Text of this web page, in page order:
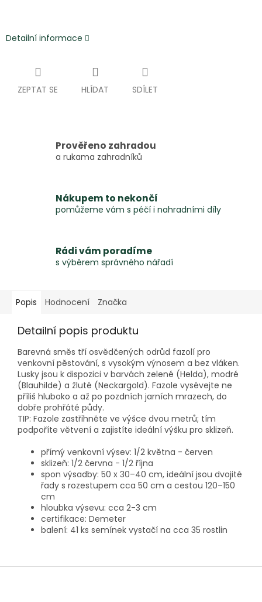
Detailní informace
ZEPTAT SE HLÍDAT SDÍLET
Prověřeno zahradou
a rukama zahradníků
Nákupem to nekončí
pomůžeme vám s péčí i nahradními díly
Rádi vám poradíme
s výběrem správného nářadí
Popis Hodnocení Značka
Detailní popis produktu
Barevná směs tří osvědčených odrůd fazolí pro
venkovní pěstování, s vysokým výnosem a bez vláken.
Lusky jsou k dispozici v barvách zelené (Helda), modré
(Blauhilde) a žluté (Neckargold). Fazole vysévejte ne
příliš hluboko a až po pozdních jarních mrazech, do
dobře prohřáté půdy.
TIP: Fazole zastřihněte ve výšce dvou metrů; tím
podpoříte větvení a zajistíte ideální výšku pro sklizeň.
přímý venkovní výsev: 1/2 května - červen
sklizeň: 1/2 června - 1/2 října
spon výsadby: 50 x 30–40 cm, ideální jsou dvojité
řady s rozestupem cca 50 cm a cestou 120–150
cm
hloubka výsevu: cca 2-3 cm
certifikace: Demeter
balení: 41 ks semínek vystačí na cca 35 rostlin
Z